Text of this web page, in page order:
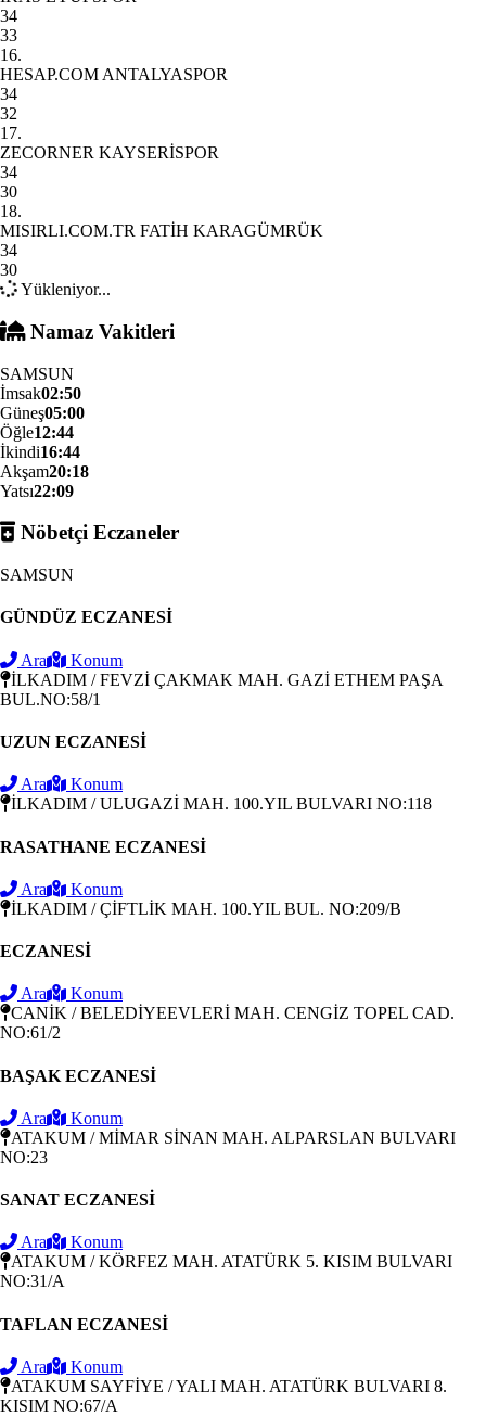
34
33
16.
HESAP.COM ANTALYASPOR
34
32
17.
ZECORNER KAYSERİSPOR
34
30
18.
MISIRLI.COM.TR FATİH KARAGÜMRÜK
34
30
Yükleniyor...
Namaz Vakitleri
SAMSUN
İmsak02:50
Güneş05:00
Öğle12:44
İkindi16:44
Akşam20:18
Yatsı22:09
Nöbetçi Eczaneler
SAMSUN
GÜNDÜZ ECZANESİ
Ara
Konum
İLKADIM / FEVZİ ÇAKMAK MAH. GAZİ ETHEM PAŞA
BUL.NO:58/1
UZUN ECZANESİ
Ara
Konum
İLKADIM / ULUGAZİ MAH. 100.YIL BULVARI NO:118
RASATHANE ECZANESİ
Ara
Konum
İLKADIM / ÇİFTLİK MAH. 100.YIL BUL. NO:209/B
ECZANESİ
Ara
Konum
CANİK / BELEDİYEEVLERİ MAH. CENGİZ TOPEL CAD.
NO:61/2
BAŞAK ECZANESİ
Ara
Konum
ATAKUM / MİMAR SİNAN MAH. ALPARSLAN BULVARI
NO:23
SANAT ECZANESİ
Ara
Konum
ATAKUM / KÖRFEZ MAH. ATATÜRK 5. KISIM BULVARI
NO:31/A
TAFLAN ECZANESİ
Ara
Konum
ATAKUM SAYFİYE / YALI MAH. ATATÜRK BULVARI 8.
KISIM NO:67/A